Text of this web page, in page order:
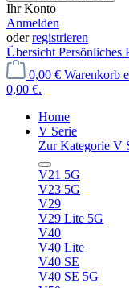
Ihr Konto
Anmelden
oderregistrieren
Übersicht Persönliches
0,00 € Warenkorb
0,00 €.
Home
V Serie
Zur Kategorie V
V21 5G
V23 5G
V29
V29 Lite 5G
V40
V40 Lite
V40 SE
V40 SE 5G